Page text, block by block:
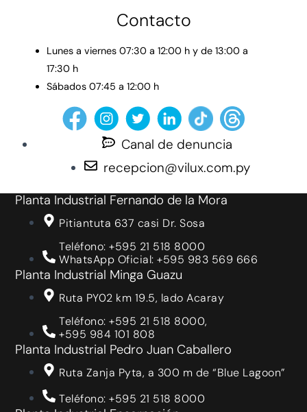
Contacto
Lunes a viernes 07:30 a 12:00 h y de 13:00 a
17:30 h
Sábados 07:45 a 12:00 h
Canal de denuncia
recepcion@vilux.com.py
Planta Industrial Fernando de la Mora
Pitiantuta 637 casi Dr. Sosa
Teléfono: +595 21 518 8000
WhatsApp Oficial: +595 983 569 666
Planta Industrial Minga Guazu
Ruta PY02 km 19.5, lado Acaray
Teléfono: +595 21 518 8000,
+595 984 101 808
Planta Industrial Pedro Juan Caballero
Ruta Zanja Pyta, a 300 m de “Blue Lagoon”
Teléfono: +595 21 518 8000